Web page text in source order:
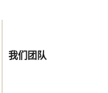
我们团队